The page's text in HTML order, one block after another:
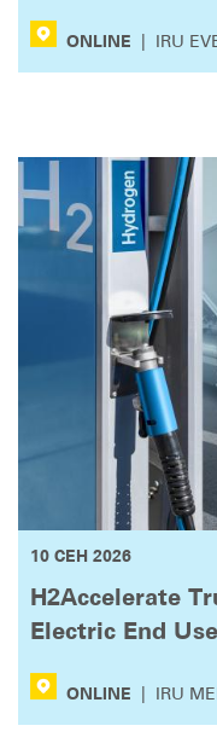
ONLINE | IRU
10 СЕН 2026
H2Accelerate
Electric End
ONLINE IRU